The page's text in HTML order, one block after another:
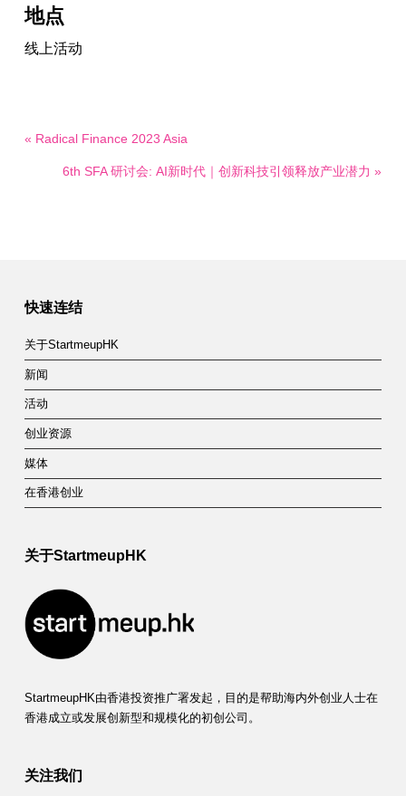
地点
线上活动
« Radical Finance 2023 Asia
6th SFA 研讨会: AI新时代｜创新科技引领释放产业潜力 »
快速连结
关于StartmeupHK
新闻
活动
创业资源
媒体
在香港创业
关于StartmeupHK
StartmeupHK由香港投资推广署发起，目的是帮助海内外创业人士在
香港成立或发展创新型和规模化的初创公司。
关注我们